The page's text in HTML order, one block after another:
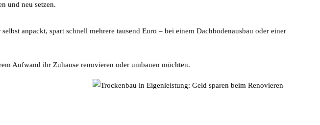
und neu setzen.
anpackt, spart schnell mehrere tausend Euro – bei einem Dachbodenausbau oder einer
Aufwand ihr Zuhause renovieren oder umbauen möchten.